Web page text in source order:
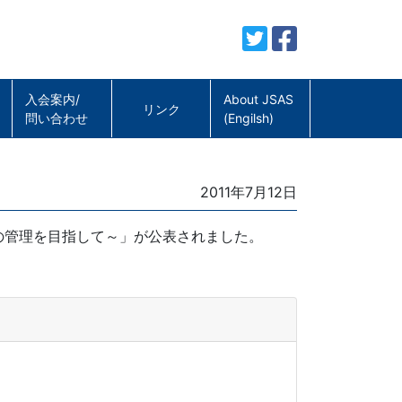
入会案内/
問い合わせ
リンク
About JSAS
(Engilsh)
Posted
on
2011年7月12日
理を目指して～」が公表されました。